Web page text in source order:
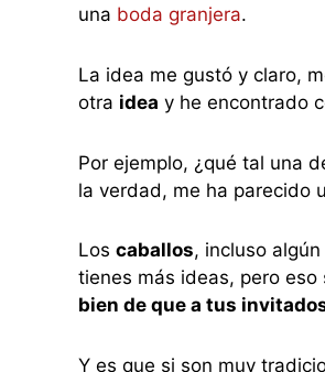
una boda granjera.
La idea me gustó y claro,
otra idea y he encontrado
Por ejemplo, ¿qué tal una
la verdad, me ha parecido
Los caballos, incluso
tienes más ideas, pero eso
bien de que a tus
Y es que si son muy